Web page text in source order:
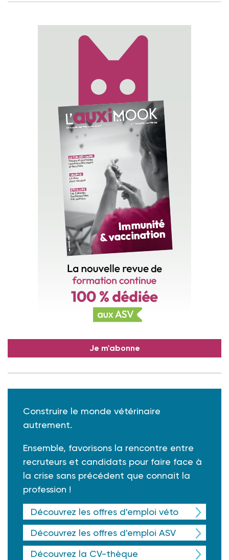
Je m'abonne
Construire le monde vétérinaire
autrement.
Ensemble, favorisons la rencontre entre
recruteurs et candidats pour faire face à
la crise sans précédent que connait la
profession !
Découvrez les offres d'emploi véto
Découvrez les offres d'emploi ASV
Découvrez la CV-thèque